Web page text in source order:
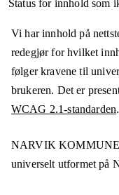
Status for innhold som
Vi har innhold på
redegjør for hvilket
følger kravene til
brukeren. Det er
WCAG 2.1-standarden.
NARVIK KOMMUNE
universelt utformet på